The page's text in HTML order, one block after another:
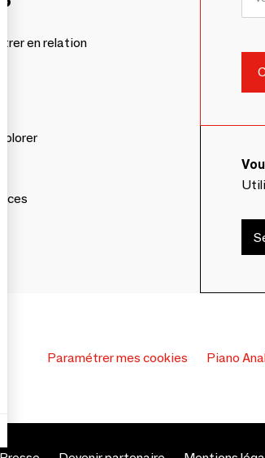
en relation
Paramétrer mes cookies Piano